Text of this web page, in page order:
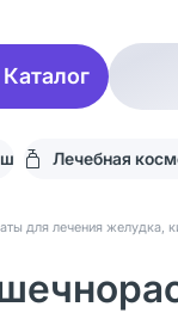
Каталог
Лечебная
для лечения желудка,